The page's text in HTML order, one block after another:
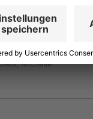
Lob! Wir bemühen
geben und wir
dürfen! Wir freuen
begeistern möchten.
Michelle